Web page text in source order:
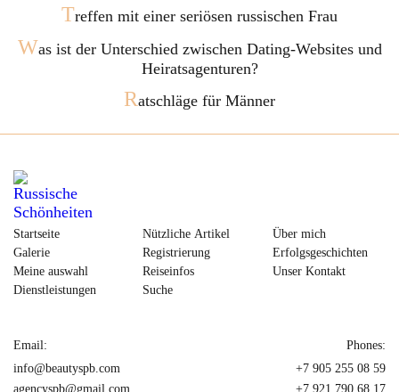
Treffen mit einer seriösen russischen Frau
Was ist der Unterschied zwischen Dating-Websites und
Heiratsagenturen?
Ratschläge für Männer
Startseite
Galerie
Meine auswahl
Dienstleistungen
Nützliche Artikel
Registrierung
Reiseinfos
Suche
Über mich
Erfolgsgeschichten
Unser Kontakt
Email:
info@beautyspb.com
agencyspb@gmail.com
Phones:
+7 905 255 08 59
+7 921 790 68 17